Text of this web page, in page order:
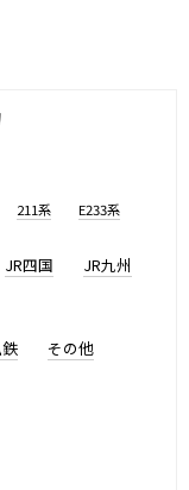
211系 E233系
JR四国 JR九州
その他